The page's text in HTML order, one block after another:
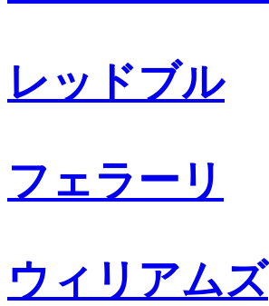
レッドブル
フェラーリ
ウィリアムズ